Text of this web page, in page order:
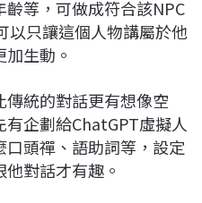
等，可做成符合該NPC
以只讓這個人物講屬於他
生動。
統的對話更有想像空
企劃給ChatGPT虛擬人
頭禪、語助詞等，設定
對話才有趣。